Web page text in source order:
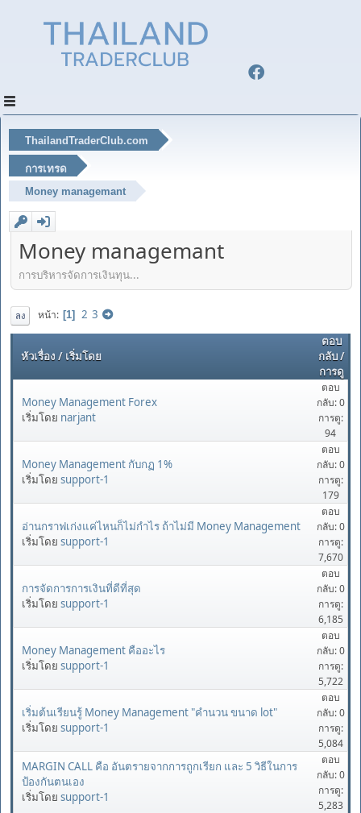
ThailandTraderClub.com
การเทรด
Money managemant
Money managemant
การบริหารจัดการเงินทุน...
ลง หน้า 1 2 3
หัวเรื่อง/ เริ่มโดย
ตอบ
กลับ/
การดู
Money Management Forex
เริ่มโดย narjant
ตอบ
กลับ: 0
การดู:
94
Money Management กับกฏ 1%
เริ่มโดย support-1
ตอบ
กลับ: 0
การดู:
179
อ่านกราฟเก่งแค่ไหนก็ไม่กำไร ถ้าไม่มี Money Management
เริ่มโดย support-1
ตอบ
กลับ: 0
การดู:
7,670
การจัดการการเงินที่ดีที่สุด
เริ่มโดย support-1
ตอบ
กลับ: 0
การดู:
6,185
Money Management คืออะไร
เริ่มโดย support-1
ตอบ
กลับ: 0
การดู:
5,722
เริ่มต้นเรียนรู้ Money Management "คำนวน ขนาด lot"
เริ่มโดย support-1
ตอบ
กลับ: 0
การดู:
5,084
MARGIN CALL คือ อันตรายจากการถูกเรียก และ 5 วิธีในการ
ป้องกันตนเอง
เริ่มโดย support-1
ตอบ
กลับ: 0
การดู:
5,283